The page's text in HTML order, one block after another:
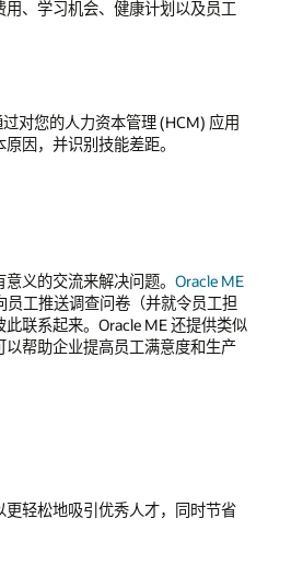
、学习机会、健康计划以及员工
对您的人力资本管理 (HCM) 应用
因，并识别技能差距。
义的交流来解决问题。Oracle ME
工推送调查问卷（并就令员工担
联系起来。Oracle ME 还提供类似
帮助企业提高员工满意度和生产
轻松地吸引优秀人才，同时节省